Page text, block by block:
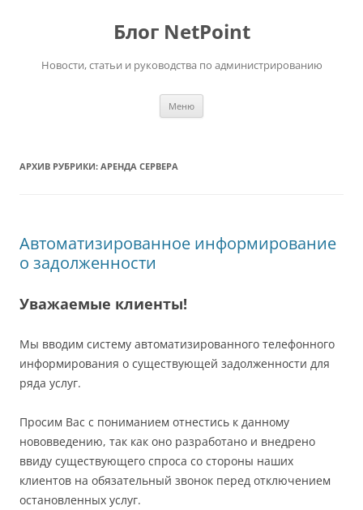
Блог NetPoint
Новости, статьи и руководства по администрированию
Меню
АРХИВ РУБРИКИ: АРЕНДА СЕРВЕРА
Автоматизированное информирование
о задолженности
Уважаемые клиенты!
Мы вводим систему автоматизированного телефонного
информирования о существующей задолженности для
ряда услуг.
Просим Вас с пониманием отнестись к данному
нововведению, так как оно разработано и внедрено
ввиду существующего спроса со стороны наших
клиентов на обязательный звонок перед отключением
остановленных услуг.